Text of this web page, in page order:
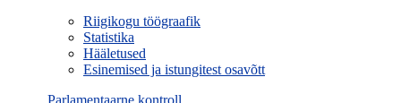
Riigikogu töögraafik
Statistika
Hääletused
Esinemised ja istungitest osavõtt